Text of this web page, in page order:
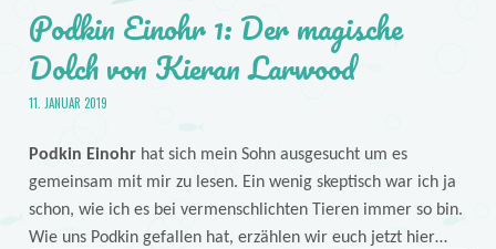
Podkin Einohr 1: Der magische
Dolch von Kieran Larwood
11. JANUAR 2019
Podkin Einohrhat sich mein Sohn ausgesucht um es
gemeinsam mit mir zu lesen. Ein wenig skeptisch war ich ja
schon, wie ich es bei vermenschlichten Tieren immer so bin.
Wie uns Podkin gefallen hat, erzählen wir euch jetzt hier…